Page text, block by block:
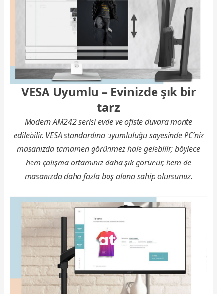
VESA Uyumlu – Evinizde şık bir
tarz
Modern AM242 serisi evde ve ofiste duvara monte
edilebilir. VESA standardına uyumluluğu sayesinde PC’niz
masanızda tamamen görünmez hale gelebilir; böylece
hem çalışma ortamınız daha şık görünür, hem de
masanızda daha fazla boş alana sahip olursunuz.